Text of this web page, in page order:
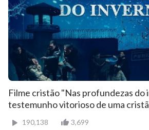
Filme cristão "Nas profundezas do inverno" O
testemunho vitorioso de uma cristã
190,138 3,699